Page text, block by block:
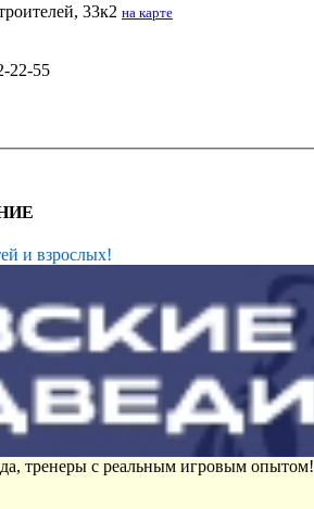
33к2 на карте
22-55
и взрослых!
тренеры с реальным игровым опытом!